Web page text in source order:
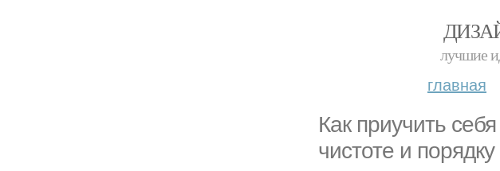
лучшие
главная
Как приучить
чистоте и порядку